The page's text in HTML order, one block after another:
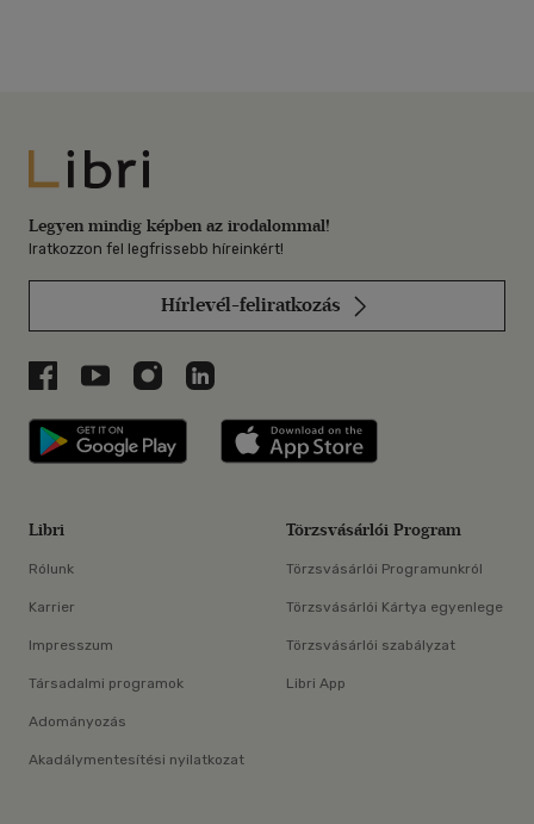
Libri
Legyen mindig képben az irodalommal!
Iratkozzon fel legfrissebb híreinkért!
Hírlevél-feliratkozás
Libri a Facebookon
Libri a Youtube-on
Libri az Instagramon
Libri a LinkedInen
Libri applikáció Szerezd meg: Google
Libri
Rólunk
Karrier
Impresszum
Társadalmi programok
Adományozás
Akadálymentesítési nyilatkozat
Törzsvásárlói Program
Törzsvásárlói Programunkról
Törzsvásárlói Kártya egyenlege
Törzsvásárlói szabályzat
Libri App